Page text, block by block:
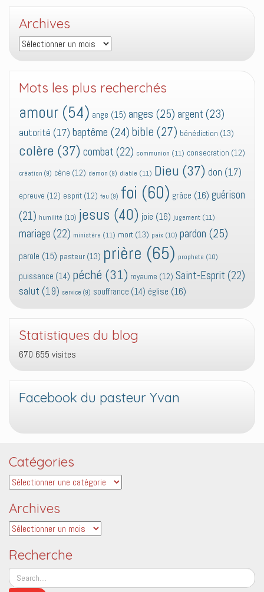
Archives
Archives
Mots les plus recherchés
amour (54) ange (15) anges (25) argent (23)
autorité (17) baptême (24) bible (27) bénédiction (13)
colère (37) combat (22) communion (11) consecration (12)
création (9) cène (12) demon (9) diable (11) Dieu (37) don (17)
epreuve (12) esprit (12) feu (9) foi (60) grâce (16) guérison
(21) humilité (10) jesus (40) joie (16) jugement (11)
mariage (22) ministère (11) mort (13) paix (10) pardon (25)
parole (15) pasteur (13) prière (65) prophete (10)
puissance (14) péché (31) royaume (12) Saint-Esprit (22)
salut (19) service (9) souffrance (14) église (16)
Statistiques du blog
670 655 visites
Facebook du pasteur Yvan
Catégories
Catégories
Archives
Archives
Recherche